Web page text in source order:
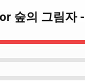
숲의 그림자